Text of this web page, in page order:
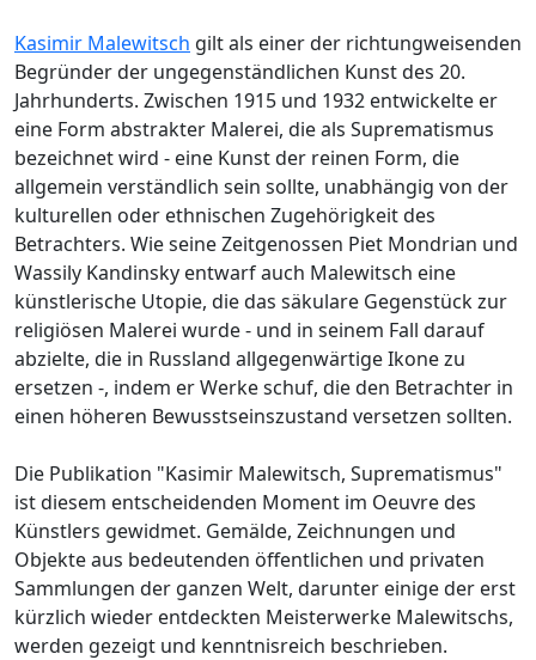
Kasimir Malewitsch gilt als einer der richtungweisenden
Begründer der ungegenständlichen Kunst des 20.
Jahrhunderts. Zwischen 1915 und 1932 entwickelte er
eine Form abstrakter Malerei, die als Suprematismus
bezeichnet wird - eine Kunst der reinen Form, die
allgemein verständlich sein sollte, unabhängig von der
kulturellen oder ethnischen Zugehörigkeit des
Betrachters. Wie seine Zeitgenossen Piet Mondrian und
Wassily Kandinsky entwarf auch Malewitsch eine
künstlerische Utopie, die das säkulare Gegenstück zur
religiösen Malerei wurde - und in seinem Fall darauf
abzielte, die in Russland allgegenwärtige Ikone zu
ersetzen -, indem er Werke schuf, die den Betrachter in
einen höheren Bewusstseinszustand versetzen sollten.
Die Publikation "Kasimir Malewitsch, Suprematismus"
ist diesem entscheidenden Moment im Oeuvre des
Künstlers gewidmet. Gemälde, Zeichnungen und
Objekte aus bedeutenden öffentlichen und privaten
Sammlungen der ganzen Welt, darunter einige der erst
kürzlich wieder entdeckten Meisterwerke Malewitschs,
werden gezeigt und kenntnisreich beschrieben.